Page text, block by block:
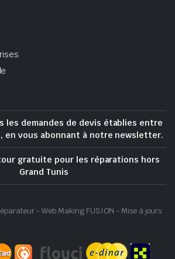
les demandes de devis établies entre
en vous abonnant à notre newsletter.
gratuite pour les réparations hors
Grand Tunis
- Web Making FUSION - Mise à jours